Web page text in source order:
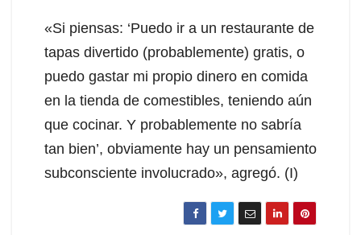
«Si piensas: ‘Puedo ir a un restaurante de
tapas divertido (probablemente) gratis, o
puedo gastar mi propio dinero en comida
en la tienda de comestibles, teniendo aún
que cocinar. Y probablemente no sabría
tan bien’, obviamente hay un pensamiento
subconsciente involucrado», agregó. (I)